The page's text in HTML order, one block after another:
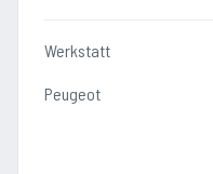
Werkstatt
Peugeot